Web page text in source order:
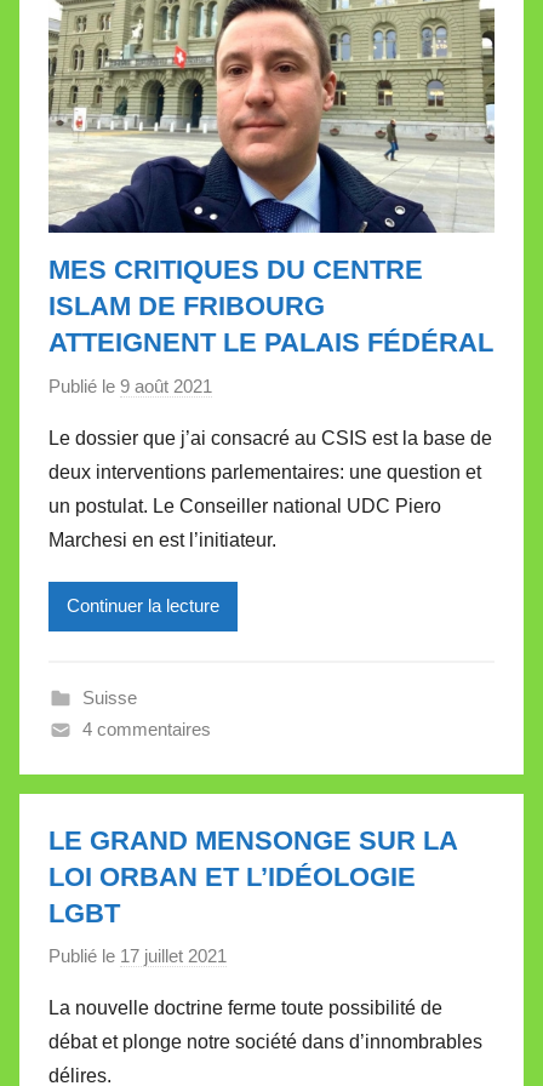
MES CRITIQUES DU CENTRE
ISLAM DE FRIBOURG
ATTEIGNENT LE PALAIS FÉDÉRAL
Publié le 9 août 2021
r
M
i
r
i
l
l
l
t
e
Le dossier que j’ai consacré au CSIS est la base de
deux interventions parlementaires: une question et
un postulat. Le Conseiller national UDC Piero
Marchesi en est l’initiateur.
Continuer la lecture
Suisse
4 commentaires
LE GRAND MENSONGE SUR LA
LOI ORBAN ET L’IDÉOLOGIE
LGBT
Publié le 17 juillet 2021
r
M
La nouvelle doctrine ferme toute possibilité de
débat et plonge notre société dans d’innombrables
délires.